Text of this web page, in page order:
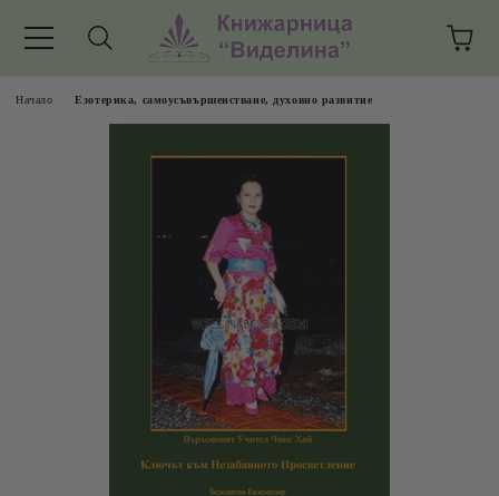
Начало Езотерика, самоусъвършенстване, духовно развитие